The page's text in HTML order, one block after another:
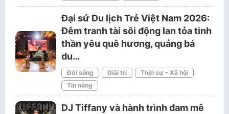
Đại sứ Du lịch Trẻ Việt Nam 2026:
Đêm tranh tài sôi động lan tỏa tinh
thần yêu quê hương, quảng bá
du…
Đời sống Giải trí
Thời sự - Xã hội
Tin nóng
DJ Tiffany và hành trình đam mê